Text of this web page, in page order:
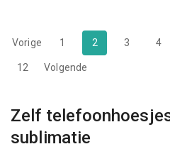
Vorige 1 2 3 4
12 Volgende
Zelf
sublimatie